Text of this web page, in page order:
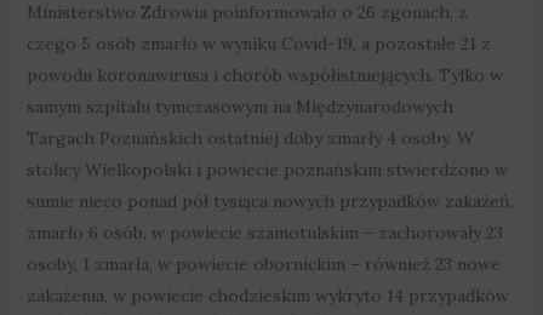
Ministerstwo Zdrowia poinformowało o 26 zgonach, z
czego 5 osób zmarło w wyniku Covid-19, a pozostałe 21 z
powodu koronawirusa i chorób współistniejących. Tylko w
samym szpitalu tymczasowym na Międzynarodowych
Targach Poznańskich ostatniej doby zmarły 4 osoby. W
stolicy Wielkopolski i powiecie poznańskim stwierdzono w
sumie nieco ponad pół tysiąca nowych przypadków zakażeń,
zmarło 6 osób, w powiecie szamotulskim – zachorowały 23
osoby, 1 zmarła, w powiecie obornickim – również 23 nowe
zakażenia, w powiecie chodzieskim wykryto 14 przypadków